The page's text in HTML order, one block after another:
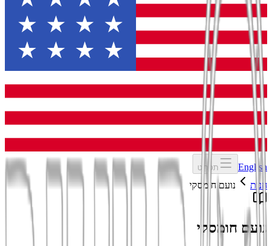
English תפריט
חנות נועם חומסקי
נועם חומסקי